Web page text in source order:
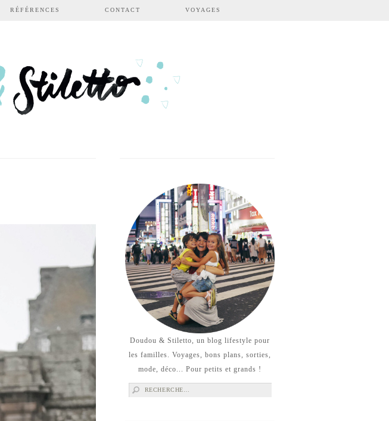
RÉFÉRENCES CONTACT VOYAGES
Doudou & Stiletto, un blog lifestyle pour
les familles. Voyages, bons plans, sorties,
mode, déco... Pour petits et grands !
Rechercher :